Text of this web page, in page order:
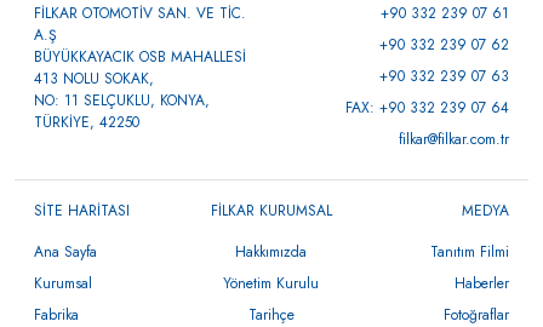
FİLKAR OTOMOTİV SAN. VE TİC.
A.Ş
BÜYÜKKAYACIK OSB MAHALLESİ
413 NOLU SOKAK,
NO: 11 SELÇUKLU, KONYA,
TÜRKİYE, 42250
+90 332 239 07 61
+90 332 239 07 62
+90 332 239 07 63
FAX: +90 332 239 07 64
filkar@filkar.com.tr
SİTE HARİTASI
Ana Sayfa
Kurumsal
Fabrika
FİLKAR KURUMSAL
Hakkımızda
Yönetim Kurulu
Tarihçe
MEDYA
Tanıtım Filmi
Haberler
Fotoğraflar